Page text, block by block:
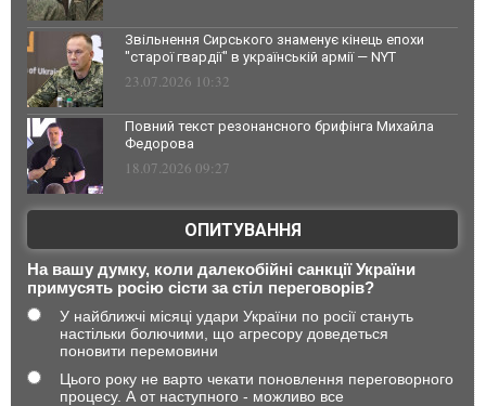
Звільнення Сирського знаменує кінець епохи
"старої гвардії" в українській армії — NYT
23.07.2026 10:32
Повний текст резонансного брифінга Михайла
Федорова
18.07.2026 09:27
ОПИТУВАННЯ
На вашу думку, коли далекобійні санкції України
примусять росію сісти за стіл переговорів?
У найближчі місяці удари України по росії стануть
настільки болючими, що агресору доведеться
поновити перемовини
Цього року не варто чекати поновлення переговорного
процесу. А от наступного - можливо все